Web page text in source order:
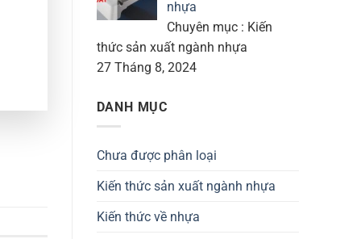
nhựa
Chuyên mục : Kiến
thức sản xuất ngành nhựa
27 Tháng 8, 2024
DANH MỤC
Chưa được phân loại
Kiến thức sản xuất ngành nhựa
Kiến thức về nhựa